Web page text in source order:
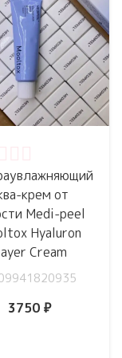
крем от
Medi-peel
Hyaluron
Cream
3750 ₽